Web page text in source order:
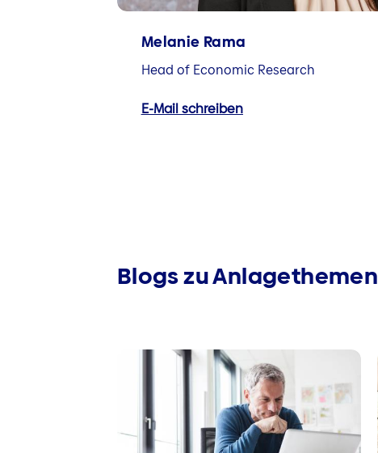
Melanie Rama
Head of Economic Research
E-Mail schreiben
Blogs zu Anlagethemen